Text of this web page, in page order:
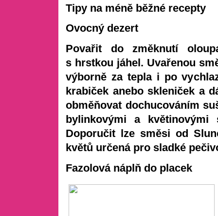
Tipy na méně běžné recepty
Ovocný dezert
Povařit do změknutí
s hrstkou jáhel. Uvařenou
výborně za tepla i po
krabiček anebo skleniček a
obměňovat dochucováním
bylinkovými a květinovými
Doporučit lze směsi od
květů určená pro sladké
Fazolová náplň do placek